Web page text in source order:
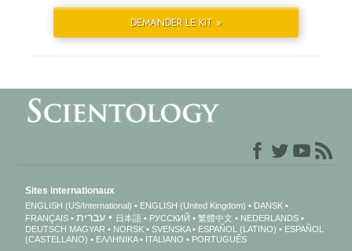
DEMANDER LE KIT »
Sites internationaux
ENGLISH (US/International) ENGLISH (United Kingdom)
DANSK
FRANÇAIS
עברית 日本語 РУССКИЙ 繁體中文
NEDERLANDS
DEUTSCH MAGYAR NORSK SVENSKA ESPAÑOL (LATINO)
ESPAÑOL
(CASTELLANO)
ΕΛΛΗΝΙΚA ITALIANO PORTUGUÊS